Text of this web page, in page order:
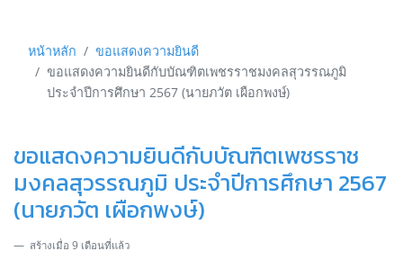
หน้าหลัก
ขอแสดงความยินดี
ขอแสดงความยินดีกับบัณฑิตเพชรราชมงคลสุวรรณภูมิ
ประจำปีการศึกษา 2567 (นายภวัต เผือกพงษ์)
ขอแสดงความยินดีกับบัณฑิตเพชรราช
มงคลสุวรรณภูมิ ประจำปีการศึกษา 2567
(นายภวัต เผือกพงษ์)
สร้างเมื่อ 9 เดือนที่แล้ว